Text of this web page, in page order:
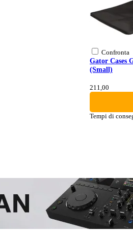
Confronta
Gator Cases
(Small)
211,00
Tempi di